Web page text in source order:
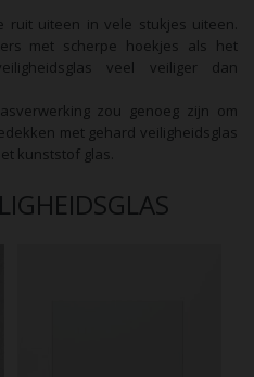
uiteen in vele stukjes uiteen.
met scherpe hoekjes als het
veel veiliger dan
zou genoeg zijn om
met gehard veiligheidsglas
kunststof glas.